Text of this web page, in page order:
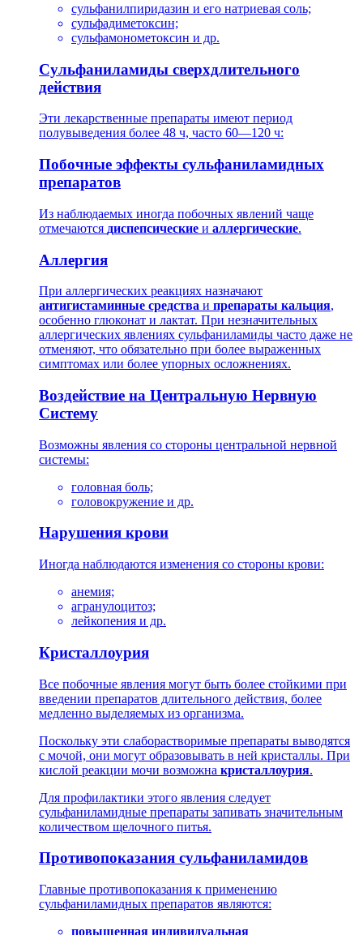
сульфанилпиридазин и его натриевая соль;
сульфадиметоксин;
сульфамонометоксин и др.
Сульфаниламиды сверхдлительного
действия
Эти лекарственные препараты имеют период
полувыведения более 48 ч, часто 60—120 ч:
Побочные эффекты сульфаниламидных
препаратов
Из наблюдаемых иногда побочных явлений чаще
отмечаются диспепсические и аллергические.
Аллергия
При аллергических реакциях назначают
антигистаминные средства и препараты кальция,
особенно глюконат и лактат. При незначительных
аллергических явлениях сульфаниламиды часто даже не
отменяют, что обязательно при более выраженных
симптомах или более упорных осложнениях.
Воздействие на Центральную Нервную
Систему
Возможны явления со стороны центральной нервной
системы:
головная боль;
головокружение и др.
Нарушения крови
Иногда наблюдаются изменения со стороны крови:
анемия;
агранулоцитоз;
лейкопения и др.
Кристаллоурия
Все побочные явления могут быть более стойкими при
введении препаратов длительного действия, более
медленно выделяемых из организма.
Поскольку эти слаборастворимые препараты выводятся
с мочой, они могут образовывать в ней кристаллы. При
кислой реакции мочи возможна кристаллоурия.
Для профилактики этого явления следует
сульфаниламидные препараты запивать значительным
количеством щелочного питья.
Противопоказания сульфаниламидов
Главные противопоказания к применению
сульфаниламидных препаратов являются:
повышенная индивидуальная